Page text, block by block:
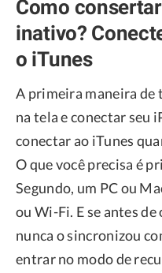
Como
inativo?
o iTunes
A primeira maneira de
na tela e conectar seu
conectar ao iTunes
O que você precisa é
Segundo, um PC ou
ou Wi-Fi. E se antes
nunca o sincronizou
entrar no modo de